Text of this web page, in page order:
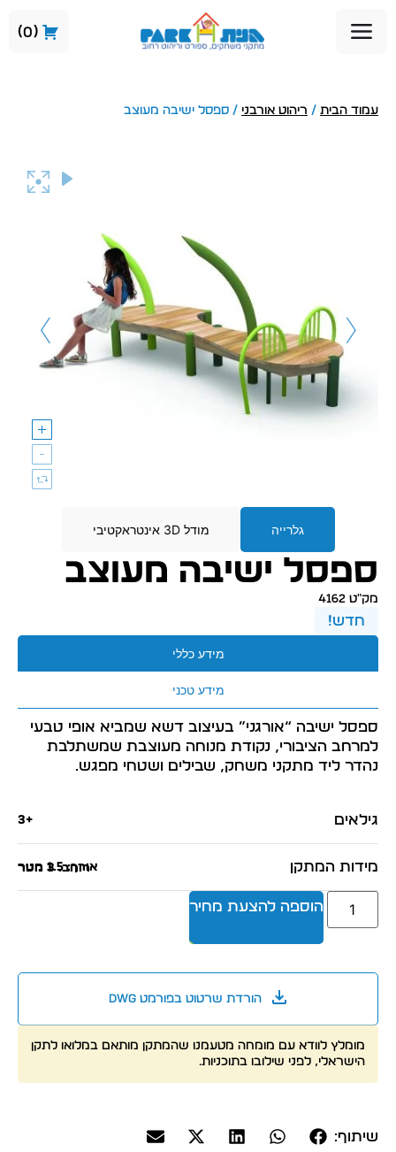
0
עמוד הבית / ריהוט אורבני / ספסל ישיבה מעוצב
ספסל ישיבה מעוצב
מק״ט 4162
חדש!
מידע כללי
מידע טכני
ספסל ישיבה “אורגני” בעיצוב דשא שמביא אופי טבעי
למרחב הציבורי, נקודת מנוחה מעוצבת שמשתלבת
נהדר ליד מתקני משחק, שבילים ושטחי מפגש.
גילאים +3
מידות המתקן אורך: 1.5 מטר
רוחב: 3 מטר
הוספה להצעת מחיר
הורדת שרטוט בפורמט dwg
מומלץ לוודא עם מומחה מטעמנו שהמתקן מותאם במלואו לתקן
הישראלי, לפני שילובו בתוכניות.
שיתוף:
גלרייה מודל 3D אינטראקטיבי